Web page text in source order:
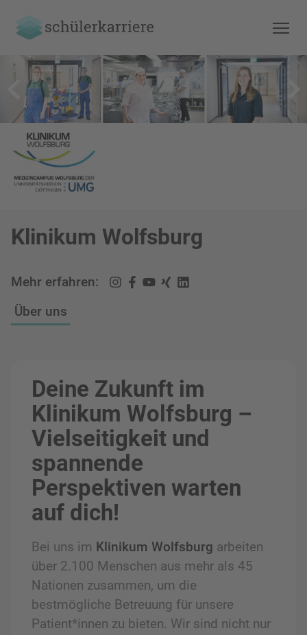
Klinikum Wolfsburg
Über uns
Mehr erfahren:
Deine Zukunft im
Klinikum Wolfsburg –
Vielseitigkeit und
spannende
Perspektiven warten
auf dich!
Bei uns im Klinikum Wolfsburg arbeiten
über 2.100 Menschen aus mehr als 45
Nationen zusammen, um die
bestmögliche Betreuung für unsere
Patient*innen zu bieten. Wir sind nicht nur